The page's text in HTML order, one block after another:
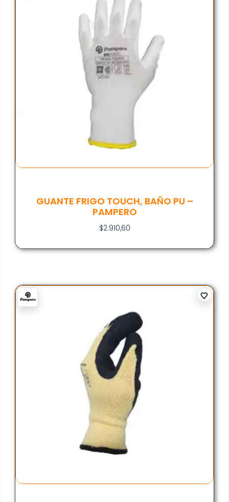
GUANTE FRIGO TOUCH, BAÑO PU –
PAMPERO
$2.910,60